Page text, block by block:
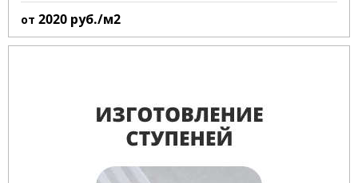
от 2020 руб./м2